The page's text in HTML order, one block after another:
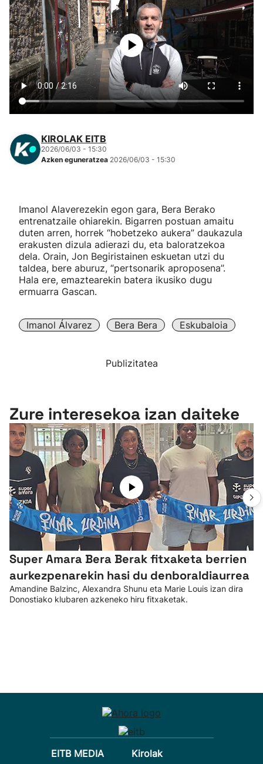
Herri-kirolak
Eskubaloia
Kirolak 360
Atletismoa
Mendi-lasterketak
"Helmuga"
KIROLAK EITB
2026/06/03 - 15:30
Azken eguneratzea 2026/06/03 - 15:30
Imanol Alaverezekin egon gara, Bera Berako
entrenatzaile ohiarekin. Bigarren postuan amaitu
duten arren, horrek “hobetzeko aukera” daukazula
erakusten dizula adierazi du, eta baloratzekoa
dela. Orain, Jon Begiristainen eskuetan utzi du
taldea, bere aburuz, “pertsonarik aproposena”.
Hala ere, emaztearekin batera ikusiko dugu
ermuarra Gascan.
Imanol Álvarez Bera Bera Eskubaloia
Publizitatea
Zure interesekoa izan daiteke
Super Amara Bera Berak fitxaketa berrien
aurkezpenarekin hasi du denboraldiaurrea
Amandine Balzinc, Alexandra Shunu eta Marie Louis izan dira
Donostiako klubaren azkeneko hiru fitxaketak.
EITB MEDIA
Kirolak